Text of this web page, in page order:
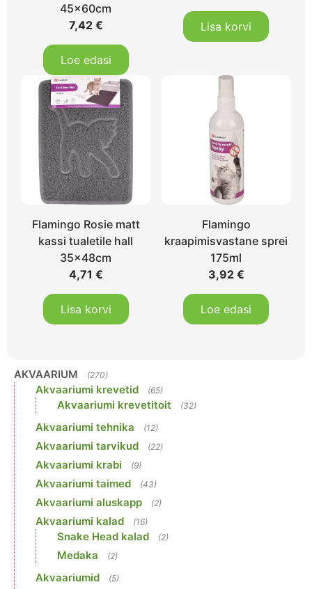
45x60cm
7,42 €
Loe edasi
Lisa korvi
Flamingo Rosie matt
kassi tualetile hall
35x48cm
4,71 €
Lisa korvi
Flamingo
kraapimisvastane sprei
175ml
3,92 €
Loe edasi
AKVAARIUM (270)
Akvaariumi krevetid (65)
Akvaariumi krevetitoit (32)
Akvaariumi tehnika (12)
Akvaariumi tarvikud (22)
Akvaariumi krabi (9)
Akvaariumi taimed (43)
Akvaariumi aluskapp (2)
Akvaariumi kalad (16)
Snake Head kalad (2)
Medaka (2)
Akvaariumid (5)